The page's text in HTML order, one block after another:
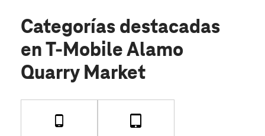
Categorías destacadas
en T-Mobile Alamo
Quarry Market